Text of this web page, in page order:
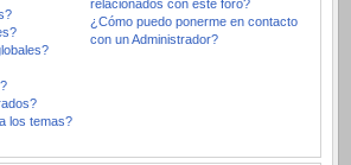
los temas?
relacionados con este foro?
¿Cómo puedo ponerme en contacto
con un Administrador?